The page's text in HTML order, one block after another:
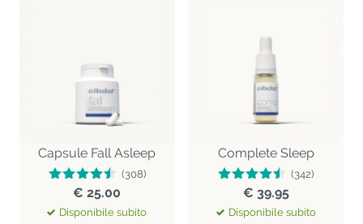
Capsule Fall Asleep
(308)
€ 25.00
Disponibile subito
Complete Sleep
(342)
€ 39.95
Disponibile subito